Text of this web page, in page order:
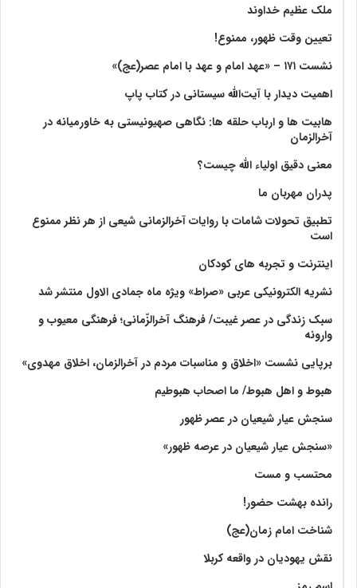
ملک عظیم خداوند
تعیین وقت ظهور، ممنوع!
نشست ۱۷۱ – «عهد امام و عهد با امام عصر(عج)»
اهمیت دیدار با آیت‌الله سیستانی در کتاب پاپ
هابیت ها و ارباب حلقه ها: نگاهی صهیونیستی به خاورمیانه در
آخرالزمان
معنی دقیق اولیاء الله چیست؟
پدران مهربان ما
تطبیق تحولات شامات با روایات آخرالزمانی شیعی از هر نظر ممنوع
است
اینترنت و تجربه های کودکان
نشریه الکترونیکی عربی «صراط» ویژه ماه جمادی الاول منتشر شد
سبک زندگی در عصر غیبت/ فرهنگ آخرالزّمانی؛ فرهنگی معیوب و
وارونه
برپایی نشست «اخلاق و مناسبات مردم در آخرالزمان، اخلاق مهدوی»
هبوط و اهل هبوط/ ما اصحاب هبوطیم
سنجش عیار شیعیان در عصر ظهور
«سنجش عیار شیعیان در عرصه ظهور»
محتسب و مست
رانده بهشت‌ حضور!
شناخت امام زمان(عج)
نقش یهودیان در واقعه کربلا